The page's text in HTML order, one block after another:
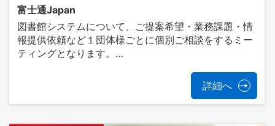
富士通Japan
図書館システムについて、ご提案希望・業務課題・情
報提供依頼など１団体様ごとに個別ご相談をするミー
ティングとなります。…
詳細へ